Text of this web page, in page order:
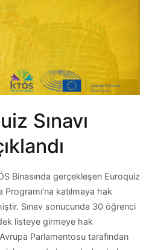
Sınavı
Binasında gerçekleşen Euroquiz
katılmaya hak
Sınav sonucunda 30 öğrenci
listeye girmeye hak
Parlamentosu tarafından